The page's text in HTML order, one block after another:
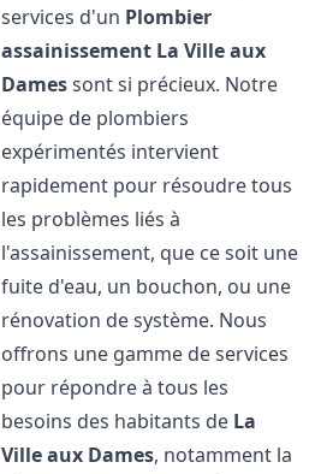
services d'un Plombier
assainissement La Ville aux
Damessont si précieux. Notre
équipe de plombiers
expérimentés intervient
rapidement pour résoudre tous
les problèmes liés à
l'assainissement, que ce soit une
fuite d'eau, un bouchon, ou une
rénovation de système. Nous
offrons une gamme de services
pour répondre à tous les
besoins des habitants de La
Ville aux Dames, notamment la